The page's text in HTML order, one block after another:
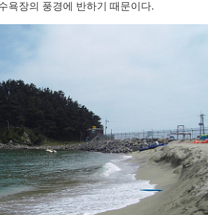
욕장의 풍경에 반하기 때문이다.